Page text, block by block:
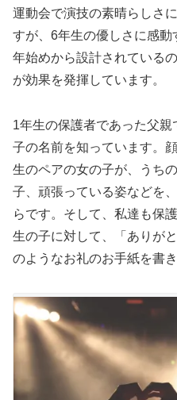
運動会で演技の素晴らしさ
すが、6年生の優しさに感
年始めから設計されている
が効果を発揮しています。
1年生の保護者であった父
子の名前を知っています。
生のペアの女の子が、うち
子、頑張っている姿などを
らです。そして、私達も保
生の子に対して、「ありが
のようなお礼のお手紙を書き